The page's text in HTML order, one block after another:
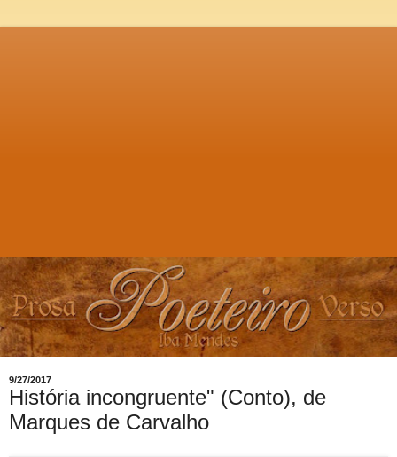
9/27/2017
História incongruente" (Conto), de
Marques de Carvalho